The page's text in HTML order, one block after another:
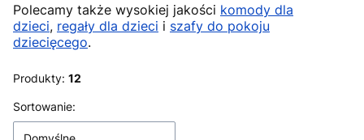
Polecamy także wysokiej jakości komody dla
dzieci, regały dla dzieci i szafy do pokoju
dziecięcego.
Produkty: 12
Lista produktów
Sortowanie: